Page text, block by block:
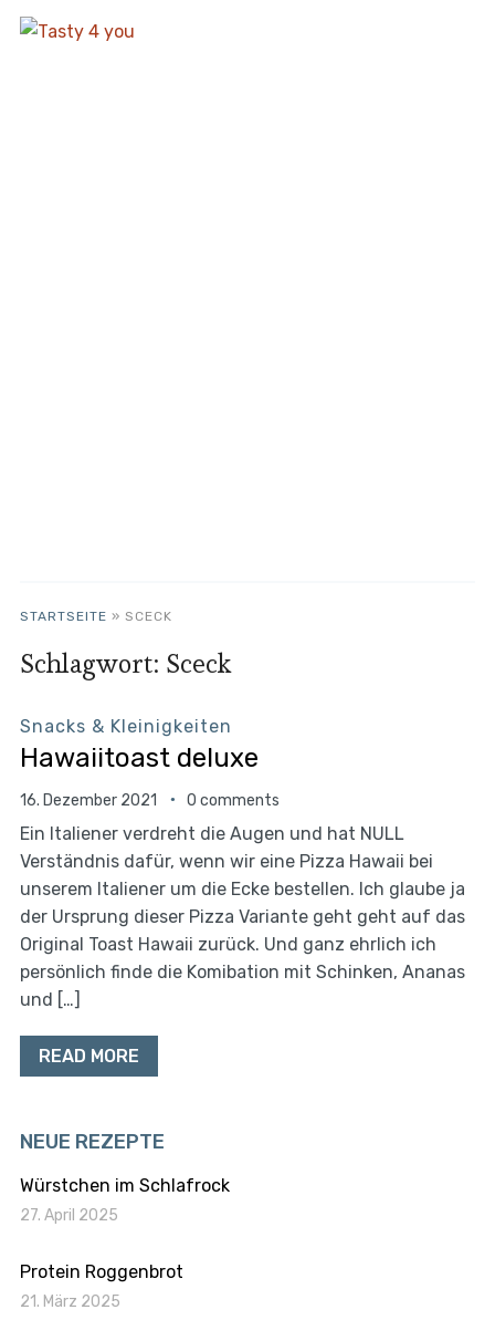
STARTSEITE » SCECK
Schlagwort: Sceck
Snacks & Kleinigkeiten
Hawaiitoast deluxe
16. Dezember 2021 0 comments
Ein Italiener verdreht die Augen und hat NULL
Verständnis dafür, wenn wir eine Pizza Hawaii bei
unserem Italiener um die Ecke bestellen. Ich glaube ja
der Ursprung dieser Pizza Variante geht geht auf das
Original Toast Hawaii zurück. Und ganz ehrlich ich
persönlich finde die Komibation mit Schinken, Ananas
und […]
READ MORE
NEUE REZEPTE
Würstchen im Schlafrock
27. April 2025
Protein Roggenbrot
21. März 2025